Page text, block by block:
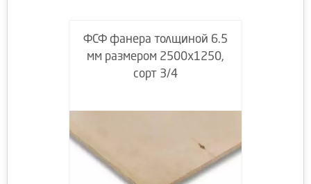
ФСФ фанера толщиной 6.5
мм размером 2500х1250,
сорт 3/4